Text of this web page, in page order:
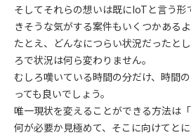
そしてそれらの想いは既にIoTと言う形
きそうな気がする案件もいくつかあるよ
たとえ、どんなにつらい状況だったと
ろで状況は何ら変わりません。
むしろ嘆いている時間の分だけ、時間
っても良いでしょう。
唯一現状を変えることができる方法は「
何が必要か見極めて、そこに向けてと